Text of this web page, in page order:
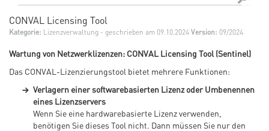
CONVAL Licensing Tool
Kategorie: Lizenzverwaltung - geschrieben am 09.10.2024 Version: 09/2024
Wartung von Netzwerklizenzen: CONVAL Licensing Tool (Sentinel)
Das CONVAL-Lizenzierungstool bietet mehrere Funktionen:
Verlagern einer softwarebasierten Lizenz oder Umbenennen
eines Lizenzservers
Wenn Sie eine hardwarebasierte Lizenz verwenden,
benötigen Sie dieses Tool nicht. Dann müssen Sie nur den